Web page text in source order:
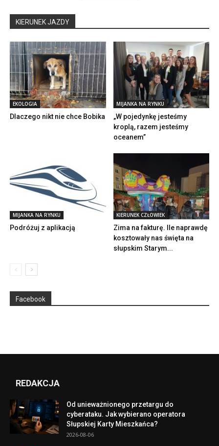
KIERUNEK JAZDY
EKOLOGIA
Dlaczego nikt nie chce Bobika
MIJANKA NA RYNKU
„W pojedynkę jesteśmy
kroplą, razem jesteśmy
oceanem”
MIJANKA NA RYNKU
Podróżuj z aplikacją
KIERUNEK CZŁOWIEK
Zima na fakturę. Ile naprawdę
kosztowały nas święta na
słupskim Starym...
Facebook
REDAKCJA
Od unieważnionego przetargu do
cyberataku. Jak wybierano operatora
Słupskiej Karty Mieszkańca?
2026-08-06